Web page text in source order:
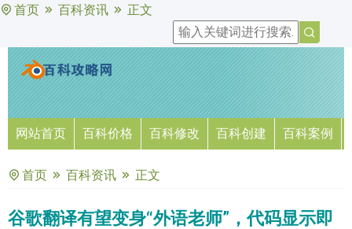
首页 百科资讯 正文
网站首页 百科价格 百科修改 百科创建 百科案例
首页 百科资讯 正文
谷歌翻译有望变身“外语老师”，代码显示即